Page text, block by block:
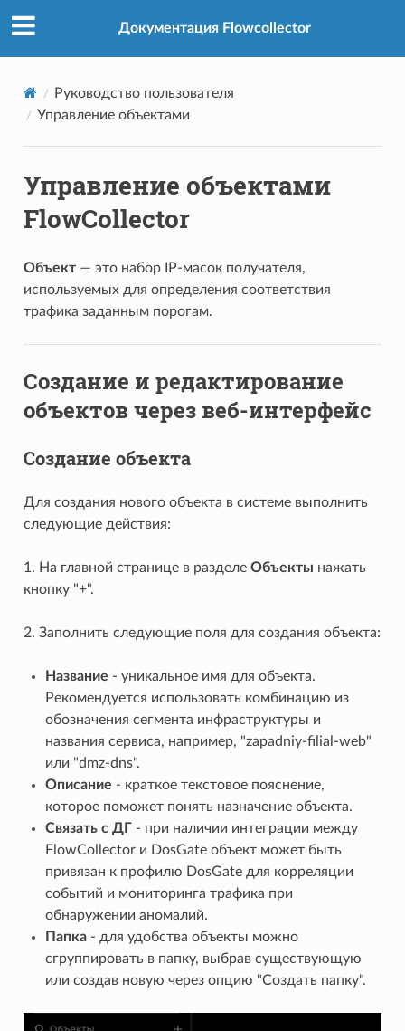
Документация Flowcollector
Руководство пользователя
Управление объектами
Управление объектами
FlowCollector
Объект— это набор IP-масок получателя,
используемых для определения соответствия
трафика заданным порогам.
Создание и редактирование
объектов через веб-интерфейс
Создание объекта
Для создания нового объекта в системе выполнить
следующие действия:
1. На главной странице в разделе Объекты нажать
кнопку "+".
2. Заполнить следующие поля для создания объекта:
Название - уникальное имя для объекта.
Рекомендуется использовать комбинацию из
обозначения сегмента инфраструктуры и
названия сервиса, например, "zapadniy-filial-web"
или "dmz-dns".
Описание - краткое текстовое пояснение,
которое поможет понять назначение объекта.
Связать с ДГ- при наличии интеграции между
FlowCollector и DosGate объект может быть
привязан к профилю DosGate для корреляции
событий и мониторинга трафика при
обнаружении аномалий.
Папка- для удобства объекты можно
сгруппировать в папку, выбрав существующую
или создав новую через опцию "Создать папку".